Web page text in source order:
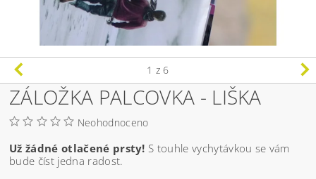
1 z 6
ZÁLOŽKA PALCOVKA - LIŠKA
Neohodnoceno
Už žádné otlačené prsty! S touhle vychytávkou se vám
bude číst jedna radost.